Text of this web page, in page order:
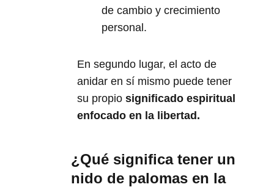
de cambio y crecimiento
personal.
En segundo lugar, el acto de
anidar en sí mismo puede tener
su propio significado espiritual
enfocado en la libertad.
¿Qué significa tener un
nido de palomas en la